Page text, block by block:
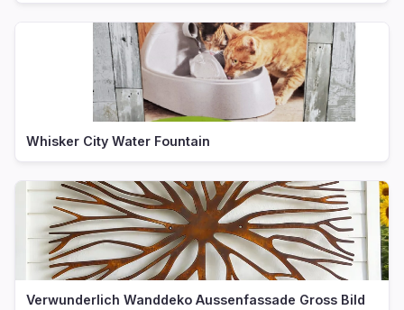
Whisker City Water Fountain
Verwunderlich Wanddeko Aussenfassade Gross Bild